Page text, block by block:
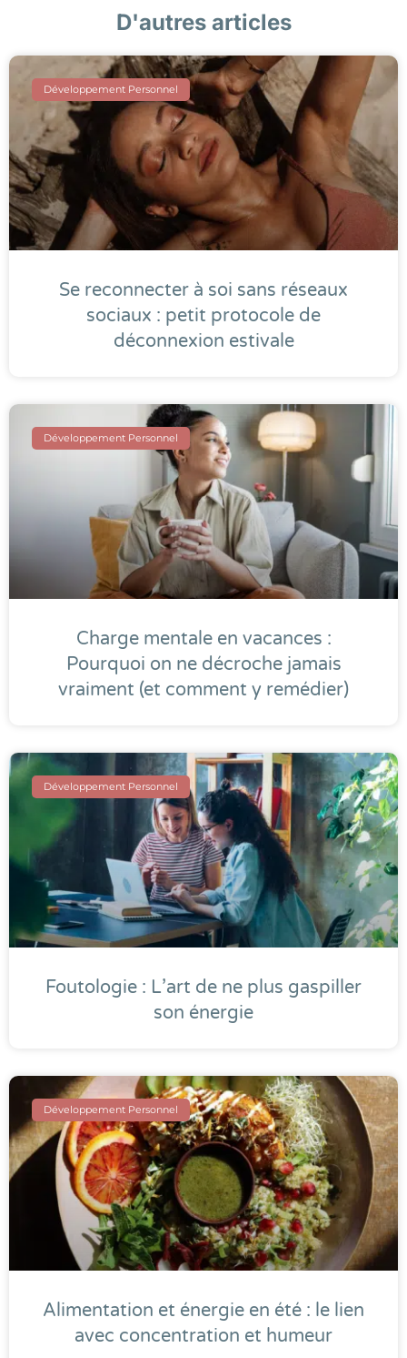
D'autres articles
Développement Personnel
Se reconnecter à soi sans réseaux
sociaux : petit protocole de
déconnexion estivale
Développement Personnel
Charge mentale en vacances :
Pourquoi on ne décroche jamais
vraiment (et comment y remédier)
Développement Personnel
Foutologie : L’art de ne plus gaspiller
son énergie
Développement Personnel
Alimentation et énergie en été : le lien
avec concentration et humeur